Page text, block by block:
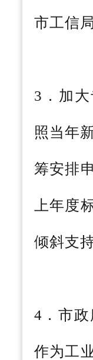
市工信
3．加
照当年
筹安排
上年度
倾斜支
4．市
作为工